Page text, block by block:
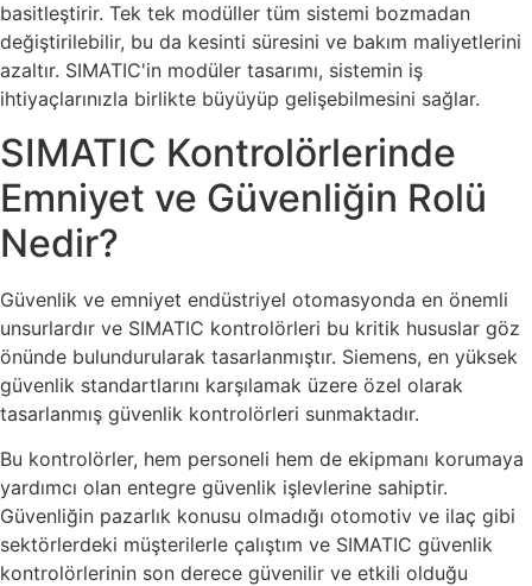
basitleştirir. Tek tek modüller tüm sistemi bozmadan
değiştirilebilir, bu da kesinti süresini ve bakım maliyetlerini
azaltır. SIMATIC'in modüler tasarımı, sistemin iş
ihtiyaçlarınızla birlikte büyüyüp gelişebilmesini sağlar.
SIMATIC Kontrolörlerinde
Emniyet ve Güvenliğin Rolü
Nedir?
Güvenlik ve emniyet endüstriyel otomasyonda en önemli
unsurlardır ve SIMATIC kontrolörleri bu kritik hususlar göz
önünde bulundurularak tasarlanmıştır. Siemens, en yüksek
güvenlik standartlarını karşılamak üzere özel olarak
tasarlanmış güvenlik kontrolörleri sunmaktadır.
Bu kontrolörler, hem personeli hem de ekipmanı korumaya
yardımcı olan entegre güvenlik işlevlerine sahiptir.
Güvenliğin pazarlık konusu olmadığı otomotiv ve ilaç gibi
sektörlerdeki müşterilerle çalıştım ve SIMATIC güvenlik
kontrolörlerinin son derece güvenilir ve etkili olduğu